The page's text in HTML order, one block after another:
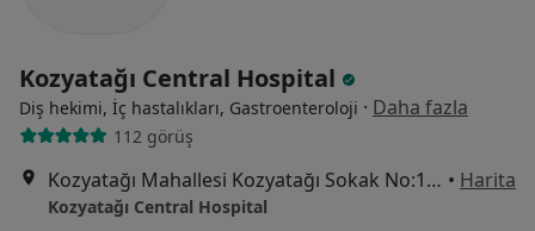
Kozyatağı Central Hospital
Diş hekimi, İç hastalıkları, Gastroenteroloji · Daha fazla
112 görüş
Kozyatağı Mahallesi Kozyatağı Sokak No:19, Kadıköy • Harita
Kozyatağı Central Hospital